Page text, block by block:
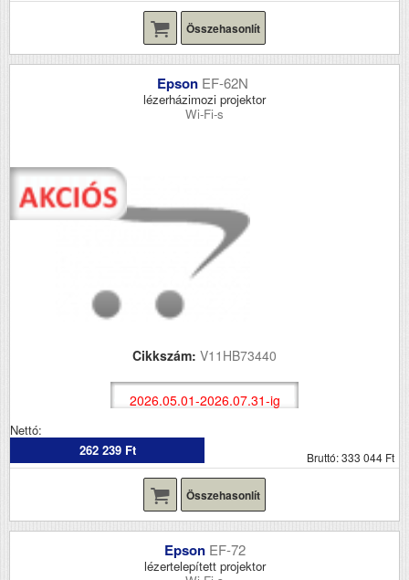
Összehasonlít
Epson EF-62N
lézerházimozi projektor
Wi-Fi-s
Cikkszám: V11HB73440
2026.05.01-2026.07.31-ig
Nettó:
262 239 Ft
Bruttó: 333 044 Ft
Összehasonlít
Epson EF-72
lézertelepített projektor